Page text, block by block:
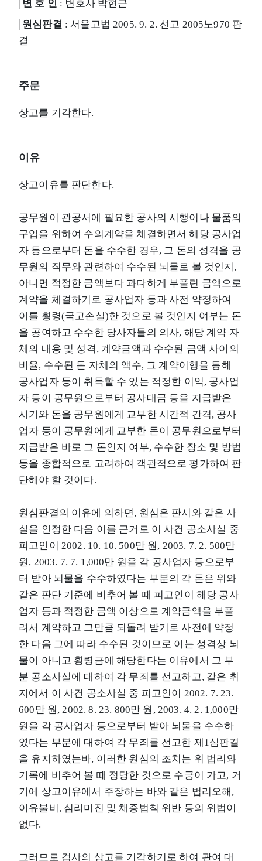
변 호 인 : 변호사 박현근
원심판결 : 서울고법 2005. 9. 2. 선고 2005노970 판
결
주문
상고를 기각한다.
이유
상고이유를 판단한다.
공무원이 관공서에 필요한 공사의 시행이나 물품의
구입을 위하여 수의계약을 체결하면서 해당 공사업
자 등으로부터 돈을 수수한 경우, 그 돈의 성격을 공
무원의 직무와 관련하여 수수된 뇌물로 볼 것인지,
아니면 적정한 금액보다 과다하게 부풀린 금액으로
계약을 체결하기로 공사업자 등과 사전 약정하여
이를 횡령(국고손실)한 것으로 볼 것인지 여부는 돈
을 공여하고 수수한 당사자들의 의사, 해당 계약 자
체의 내용 및 성격, 계약금액과 수수된 금액 사이의
비율, 수수된 돈 자체의 액수, 그 계약이행을 통해
공사업자 등이 취득할 수 있는 적정한 이익, 공사업
자 등이 공무원으로부터 공사대금 등을 지급받은
시기와 돈을 공무원에게 교부한 시간적 간격, 공사
업자 등이 공무원에게 교부한 돈이 공무원으로부터
지급받은 바로 그 돈인지 여부, 수수한 장소 및 방법
등을 종합적으로 고려하여 객관적으로 평가하여 판
단해야 할 것이다.
원심판결의 이유에 의하면, 원심은 판시와 같은 사
실을 인정한 다음 이를 근거로 이 사건 공소사실 중
피고인이 2002. 10. 10. 500만 원, 2003. 7. 2. 500만
원, 2003. 7. 7. 1,000만 원을 각 공사업자 등으로부
터 받아 뇌물을 수수하였다는 부분의 각 돈은 위와
같은 판단 기준에 비추어 볼 때 피고인이 해당 공사
업자 등과 적정한 금액 이상으로 계약금액을 부풀
려서 계약하고 그만큼 되돌려 받기로 사전에 약정
한 다음 그에 따라 수수된 것이므로 이는 성격상 뇌
물이 아니고 횡령금에 해당한다는 이유에서 그 부
분 공소사실에 대하여 각 무죄를 선고하고, 같은 취
지에서 이 사건 공소사실 중 피고인이 2002. 7. 23.
600만 원, 2002. 8. 23. 800만 원, 2003. 4. 2. 1,000만
원을 각 공사업자 등으로부터 받아 뇌물을 수수하
였다는 부분에 대하여 각 무죄를 선고한 제1심판결
을 유지하였는바, 이러한 원심의 조치는 위 법리와
기록에 비추어 볼 때 정당한 것으로 수긍이 가고, 거
기에 상고이유에서 주장하는 바와 같은 법리오해,
이유불비, 심리미진 및 채증법칙 위반 등의 위법이
없다.
그러므로 검사의 상고를 기각하기로 하여 관여 대